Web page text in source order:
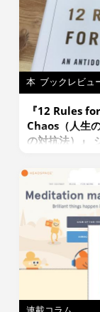
本 ブックレビュ
『12 Rules
Chaos（人生
の対抗法）』